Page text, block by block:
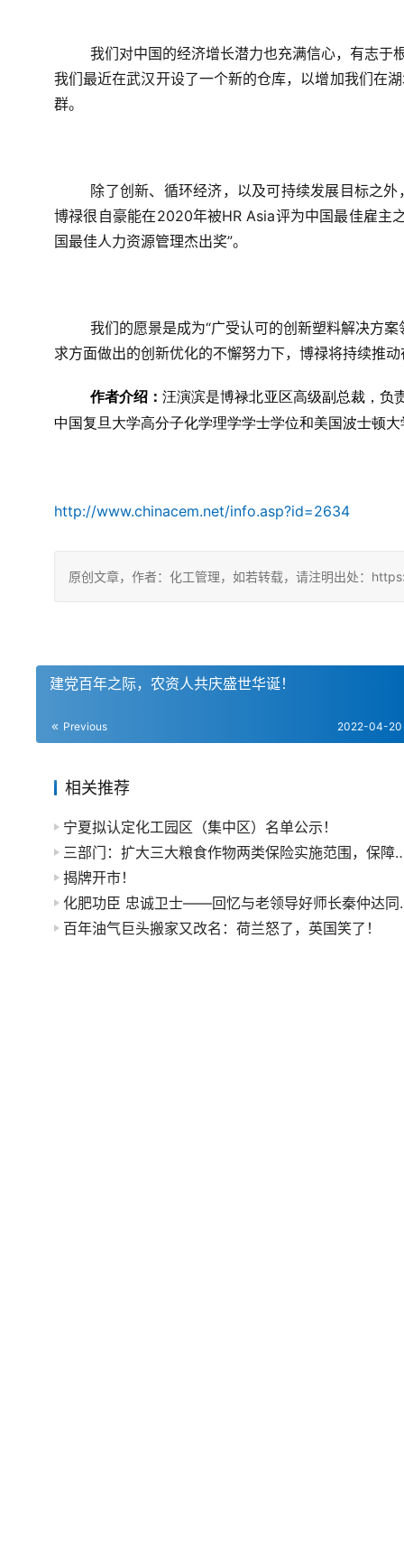
我们对中国的经济增长潜力也充满信心，有志于
我们最近在武汉开设了一个新的仓库，以增加我们在
群。
除了创新、循环经济，以及可持续发展目标之
博禄很自豪能在2020年被HR Asia评为中国最佳雇主
国最佳人力资源管理杰出奖”。
我们的愿景是成为“广受认可的创新塑料解决方
求方面做出的创新优化的不懈努力下，博禄将持续推
作者介绍：汪演滨是博禄北亚区高级副总裁，负
中国复旦大学高分子化学理学学士学位和美国波士顿
http://www.chinacem.net/info.asp?id=2634
原创文章，作者：化工管理，如若转载，请注明出处：
建党百年之际，农资人共庆盛世华诞！
Previous 2022-04-20
相关推荐
宁夏拟认定化工园区（集中区）名单公示！
三部门：扩大三大粮食作物两
揭牌开市！
化肥功臣 忠
百年油气巨头搬家又改名：荷兰怒了，英国笑了！